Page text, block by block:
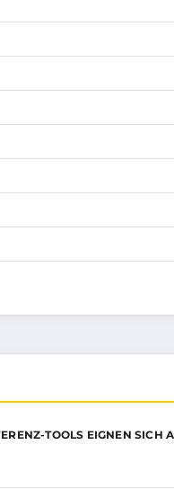
TOOLS EIGNEN SICH